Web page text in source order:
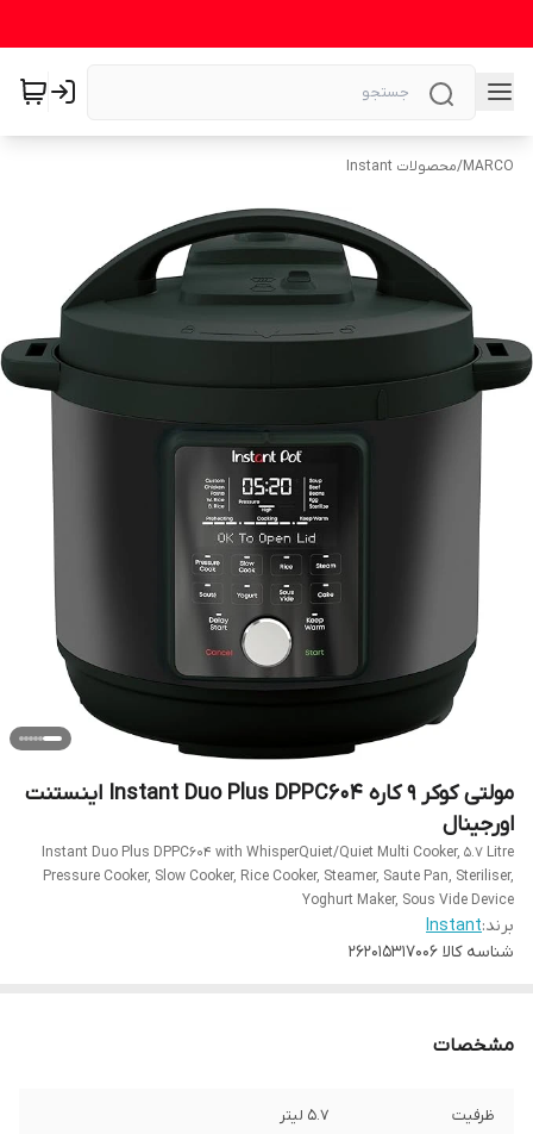
MARCO
/محصولات Instant
مولتی کوکر 9 کاره Instant Duo Plus DPPC604 اینستنت
اورجینال
Instant Duo Plus DPPC604 with WhisperQuiet/Quiet Multi Cooker, 5.7 Litre
Pressure Cooker, Slow Cooker, Rice Cooker, Steamer, Saute Pan, Steriliser,
Yoghurt Maker, Sous Vide Device
برند:Instant
شناسه کالا 262015317006
مشخصات
ظرفیت ‎5.7 لیتر